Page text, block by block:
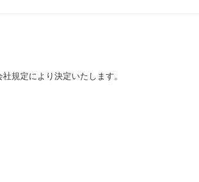
規定により決定いたします。